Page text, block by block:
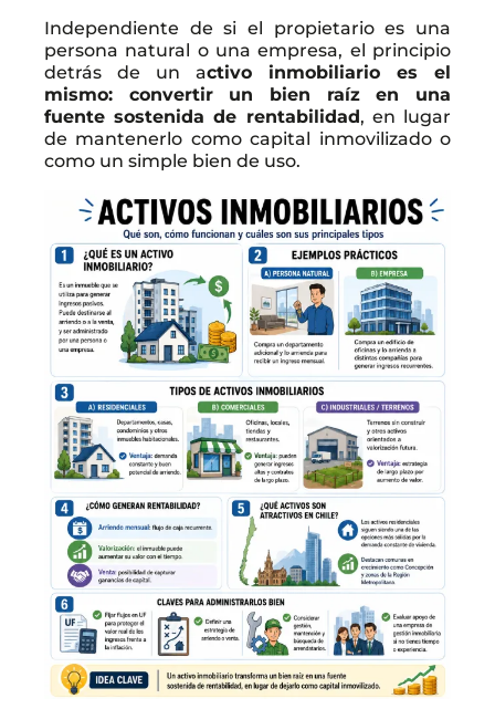
Independiente de si el propietario es una
persona natural o una empresa, el principio
detrás de un activo inmobiliario es el
mismo: convertir un bien raíz en una
fuente sostenida de rentabilidad, en lugar
de mantenerlo como capital inmovilizado o
como un simple bien de uso.